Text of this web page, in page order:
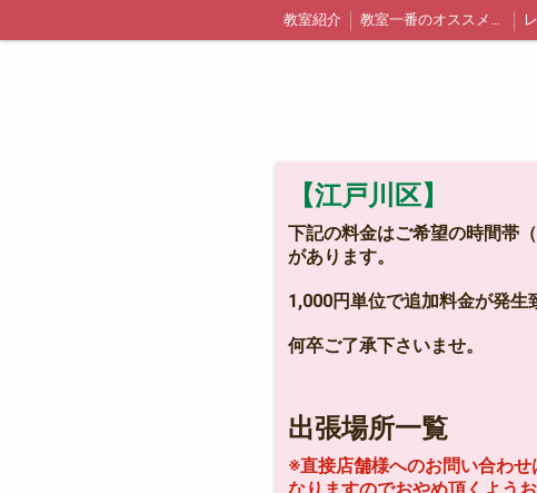
教室紹介 教室一番のオススメポイント
【江戸川区】
下記の料金はご希望の時間帯
があります。
1,000円単位で追加料金が発生
何卒ご了承下さいませ。
出張場所一覧
※直接店舗様へのお問い合わせ